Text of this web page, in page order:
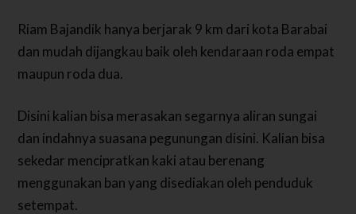
Riam Bajandik hanya berjarak 9 km dari kota Barabai
dan mudah dijangkau baik oleh kendaraan roda empat
maupun roda dua.
Disini kalian bisa merasakan segarnya aliran sungai
dan indahnya suasana pegunungan disini. Kalian bisa
sekedar mencipratkan kaki atau berenang
menggunakan ban yang disediakan oleh penduduk
setempat.